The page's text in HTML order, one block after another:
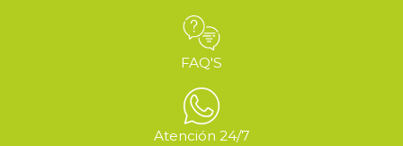
FAQ'S
Atención 24/7